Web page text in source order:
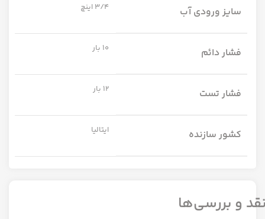
سایز ورودی آب 3/4 اینچ
فشار دائم 10 بار
فشار تست 12 بار
کشور سازنده ایتالیا
و بررسی‌ها